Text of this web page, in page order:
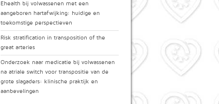
Ehealth bij volwassenen met een
aangeboren hartafwijking: huidige en
toekomstige perspectieven
Risk stratification in transposition of the
great arteries
Onderzoek naar medicatie bij volwassenen
na atriale switch voor transpositie van de
grote slagaders: klinische praktijk en
aanbevelingen